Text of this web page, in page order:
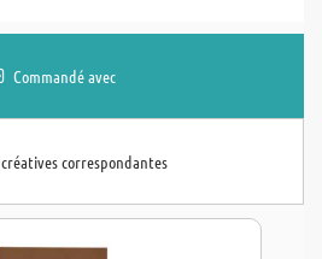
Commandé avec
correspondantes